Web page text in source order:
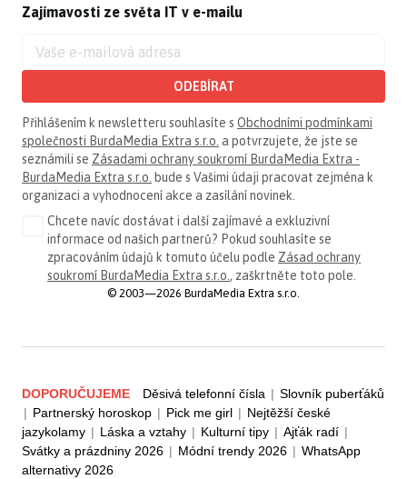
Zajímavosti ze světa IT v e-mailu
ODEBÍRAT
Přihlášením k newsletteru souhlasíte s Obchodními podmínkami
společnosti BurdaMedia Extra s.r.o. a potvrzujete, že jste se
seznámili se Zásadami ochrany soukromí BurdaMedia Extra -
BurdaMedia Extra s.r.o. bude s Vašimi údaji pracovat zejména k
organizaci a vyhodnocení akce a zasílání novinek.
Chcete navíc dostávat i další zajímavé a exkluzivní
informace od našich partnerů? Pokud souhlasíte se
zpracováním údajů k tomuto účelu podle Zásad ochrany
soukromí BurdaMedia Extra s.r.o., zaškrtněte toto pole.
© 2003—2026 BurdaMedia Extra s.r.o.
DOPORUČUJEME Děsivá telefonní čísla | Slovník puberťáků
| Partnerský horoskop | Pick me girl | Nejtěžší české
jazykolamy | Láska a vztahy | Kulturní tipy | Ajťák radí |
Svátky a prázdniny 2026 | Módní trendy 2026 | WhatsApp
alternativy 2026